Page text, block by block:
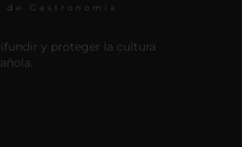
de Gastronomía
y proteger la cultura